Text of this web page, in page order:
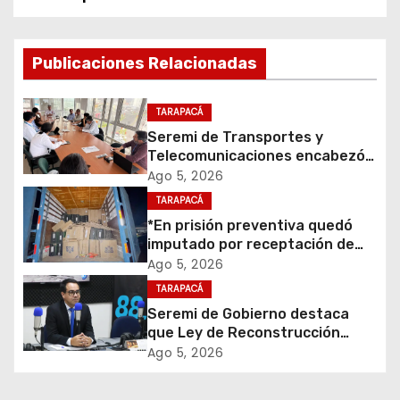
a
c
i
ó
n
d
e
e
Publicaciones Relacionadas
TARAPACÁ
Seremi de Transportes y
Telecomunicaciones encabezó
primera mesa de coordinación
para el retiro de cables en
desuso en Iquique
Ago 5, 2026
TARAPACÁ
*En prisión preventiva quedó
imputado por receptación de
cigarrillos avaluados en $1.600
millones*
Ago 5, 2026
TARAPACÁ
Seremi de Gobierno destaca
que Ley de Reconstrucción
Nacional impulsará la inversión
Ago 5, 2026